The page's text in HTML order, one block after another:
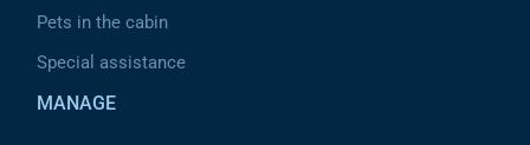
Pets in the cabin
Special assistance
MANAGE